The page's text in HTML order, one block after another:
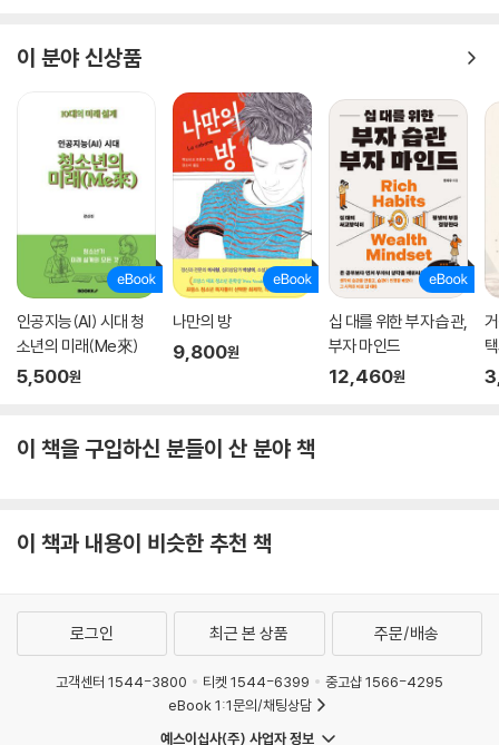
이 분야 신상품
인공지능(AI) 시대 청
소년의 미래(Me來)
5,500원
나만의 방
9,800원
십 대를 위한 부자 습관,
부자 마인드
12,460원
이 책을 구입하신 분들이 산 분야 책
이 책과 내용이 비슷한 추천 책
로그인 최근 본 상품 주문/배송
고객센터 1544-3800 티켓 1544-6399
중고샵 1566-4295
eBook 1:1문의/채팅상담
예스이십사(주) 사업자 정보